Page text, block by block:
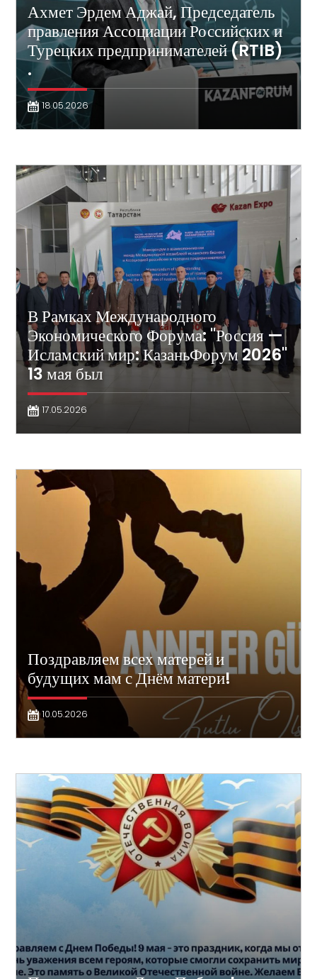
Ахмет Эрдем Аджай, Председатель
правления Ассоциации Российских и
Турецких предпринимателей (RTIB)
.
18.05.2026
В Рамках Международного
Экономического Форума: "Россия —
Исламский мир: КазаньФорум 2026"
13 мая был
17.05.2026
Поздравляем всех матерей и
будущих мам с Днём матери!
10.05.2026